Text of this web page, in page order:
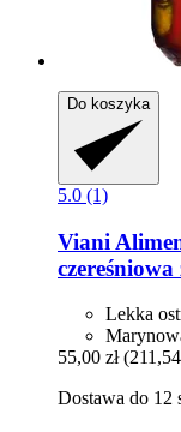
Do koszyka
5.0 (1)
Viani
Lekka
55,00 zł
Dostawa do 12